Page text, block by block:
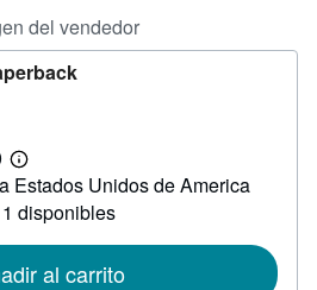
del vendedor
Más
información
sobre
las
envío
Estados Unidos de America
disponibles
al carrito